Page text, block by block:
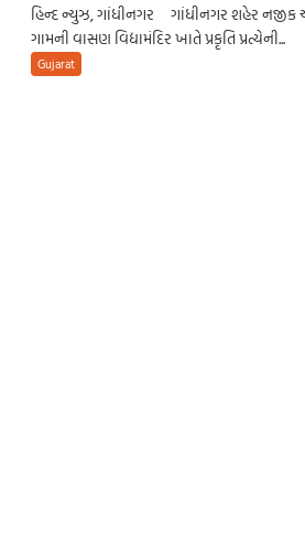
હિન્દ ન્યુઝ, ગાંધીનગર ગાંધીનગર શહેર
ગામની વાસણ વિદ્યામંદિર ખાતે પ્રકૃતિ પ્રત્યેની...
Gujarat